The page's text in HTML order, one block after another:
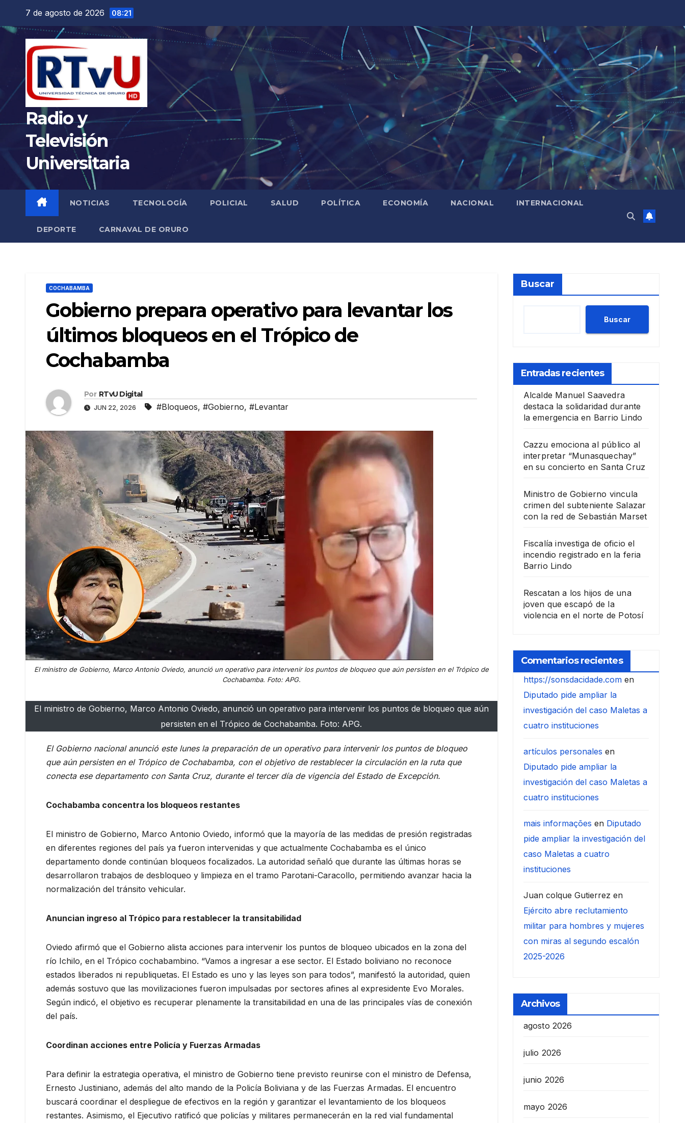
contenido
7 de agosto de 2026 08:21
Radio y
Televisión
Universitaria
NOTICIAS TECNOLOGÍA POLICIAL SALUD POLÍTICA ECONOMÍA NACIONAL INTERNACIONAL
DEPORTE CARNAVAL DE ORURO
COCHABAMBA
Gobierno prepara operativo para levantar los
últimos bloqueos en el Trópico de
Cochabamba
Por RTvU Digital
JUN 22, 2026 #Bloqueos, #Gobierno, #Levantar
El ministro de Gobierno, Marco Antonio Oviedo, anunció un operativo para intervenir los puntos de bloqueo que aún persisten en el Trópico de
Cochabamba. Foto: APG.
El ministro de Gobierno, Marco Antonio Oviedo, anunció un operativo para intervenir los puntos de bloqueo que aún
persisten en el Trópico de Cochabamba. Foto: APG.
El Gobierno nacional anunció este lunes la preparación de un operativo para intervenir los puntos de bloqueo
que aún persisten en el Trópico de Cochabamba, con el objetivo de restablecer la circulación en la ruta que
conecta ese departamento con Santa Cruz, durante el tercer día de vigencia del Estado de Excepción.
Cochabamba concentra los bloqueos restantes
El ministro de Gobierno, Marco Antonio Oviedo, informó que la mayoría de las medidas de presión registradas
en diferentes regiones del país ya fueron intervenidas y que actualmente Cochabamba es el único
departamento donde continúan bloqueos focalizados. La autoridad señaló que durante las últimas horas se
desarrollaron trabajos de desbloqueo y limpieza en el tramo Parotani-Caracollo, permitiendo avanzar hacia la
normalización del tránsito vehicular.
Anuncian ingreso al Trópico para restablecer la transitabilidad
Oviedo afirmó que el Gobierno alista acciones para intervenir los puntos de bloqueo ubicados en la zona del
río Ichilo, en el Trópico cochabambino. “Vamos a ingresar a ese sector. El Estado boliviano no reconoce
estados liberados ni republiquetas. El Estado es uno y las leyes son para todos”, manifestó la autoridad, quien
además sostuvo que las movilizaciones fueron impulsadas por sectores afines al expresidente Evo Morales.
Según indicó, el objetivo es recuperar plenamente la transitabilidad en una de las principales vías de conexión
del país.
Coordinan acciones entre Policía y Fuerzas Armadas
Para definir la estrategia operativa, el ministro de Gobierno tiene previsto reunirse con el ministro de Defensa,
Ernesto Justiniano, además del alto mando de la Policía Boliviana y de las Fuerzas Armadas. El encuentro
buscará coordinar el despliegue de efectivos en la región y garantizar el levantamiento de los bloqueos
restantes. Asimismo, el Ejecutivo ratificó que policías y militares permanecerán en la red vial fundamental
Buscar
Buscar
Entradas recientes
Alcalde Manuel Saavedra
destaca la solidaridad durante
la emergencia en Barrio Lindo
Cazzu emociona al público al
interpretar “Munasquechay”
en su concierto en Santa Cruz
Ministro de Gobierno vincula
crimen del subteniente Salazar
con la red de Sebastián Marset
Fiscalía investiga de oficio el
incendio registrado en la feria
Barrio Lindo
Rescatan a los hijos de una
joven que escapó de la
violencia en el norte de Potosí
Comentarios recientes
https://sonsdacidade.comen
Diputado pide ampliar la
investigación del caso Maletas a
cuatro instituciones
artículos personales en
Diputado pide ampliar la
investigación del caso Maletas a
cuatro instituciones
mais informações en Diputado
pide ampliar la investigación del
caso Maletas a cuatro
instituciones
Juan colque Gutierrez en
Ejército abre reclutamiento
militar para hombres y mujeres
con miras al segundo escalón
2025-2026
Archivos
agosto 2026
julio 2026
junio 2026
mayo 2026